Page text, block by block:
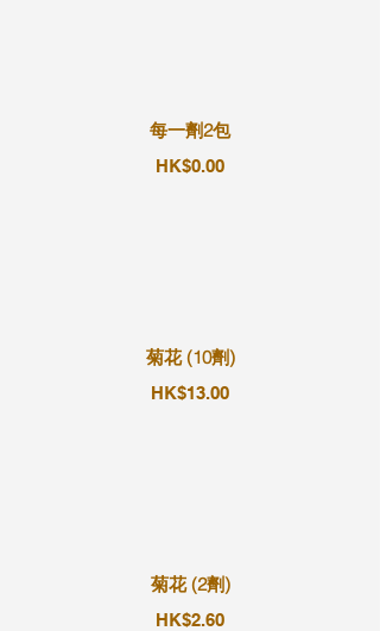
每一劑2包
HK$0.00
菊花 (10劑)
HK$13.00
菊花 (2劑)
HK$2.60